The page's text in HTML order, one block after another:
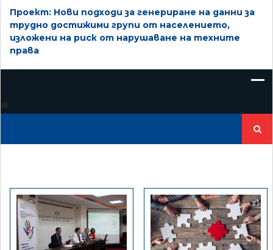
Проект: Нови подходи за генериране на данни за
трудно достижими групи от населението,
изложени на риск от нарушаване на техните
права